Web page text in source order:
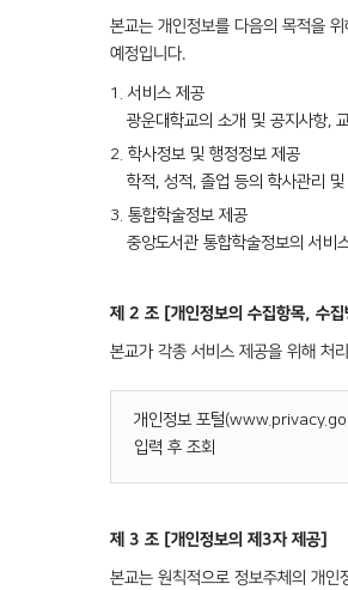
본교는 개인정보를 다음의 목적을
예정입니다.
1. 서비스 제공
광운대학교의 소개 및 공지사항,
2. 학사정보 및 행정정보 제공
학적, 성적, 졸업 등의 학사관리
3. 통합학술정보 제공
중앙도서관 통합학술정보의 서비
제 2 조 [개인정보의 수집항목, 수
본교가 각종 서비스 제공을 위해 처
개인정보 포털(
입력 후 조회
제 3 조 [개인정보의 제3자 제공]
본교는 원칙적으로 정보주체의 개인